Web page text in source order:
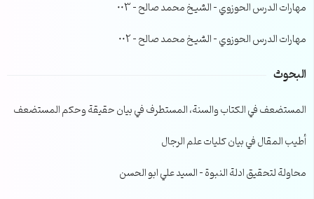
مهارات الدرس الحوزوي – الشيخ محمد صالح – 003
مهارات الدرس الحوزوي – الشيخ محمد صالح – 002
البحوث
المستضعف في الكتاب والسنة، المستطرف في بيان حقيقة وحكم المستضعف
أطيب المقال في بيان كليات علم الرجال
محاولة لتحقيق ادلة النبوة – السيد علي ابو الحسن